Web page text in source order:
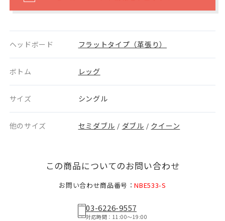
ヘッドボード フラットタイプ（革張り）
ボトム レッグ
サイズ シングル
他のサイズ セミダブル / ダブル / クイーン
この商品についてのお問い合わせ
お問い合わせ商品番号：NBE533-S
03-6226-9557
対応時間：11:00〜19:00